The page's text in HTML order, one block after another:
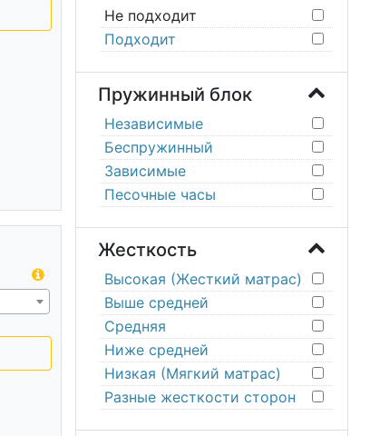
Не подходит
Подходит
Пружинный блок
Независимые
Беспружинный
Зависимые
Песочные часы
Жесткость
Высокая (Жесткий матрас)
Выше средней
Средняя
Ниже средней
Низкая (Мягкий матрас)
Разные жесткости сторон